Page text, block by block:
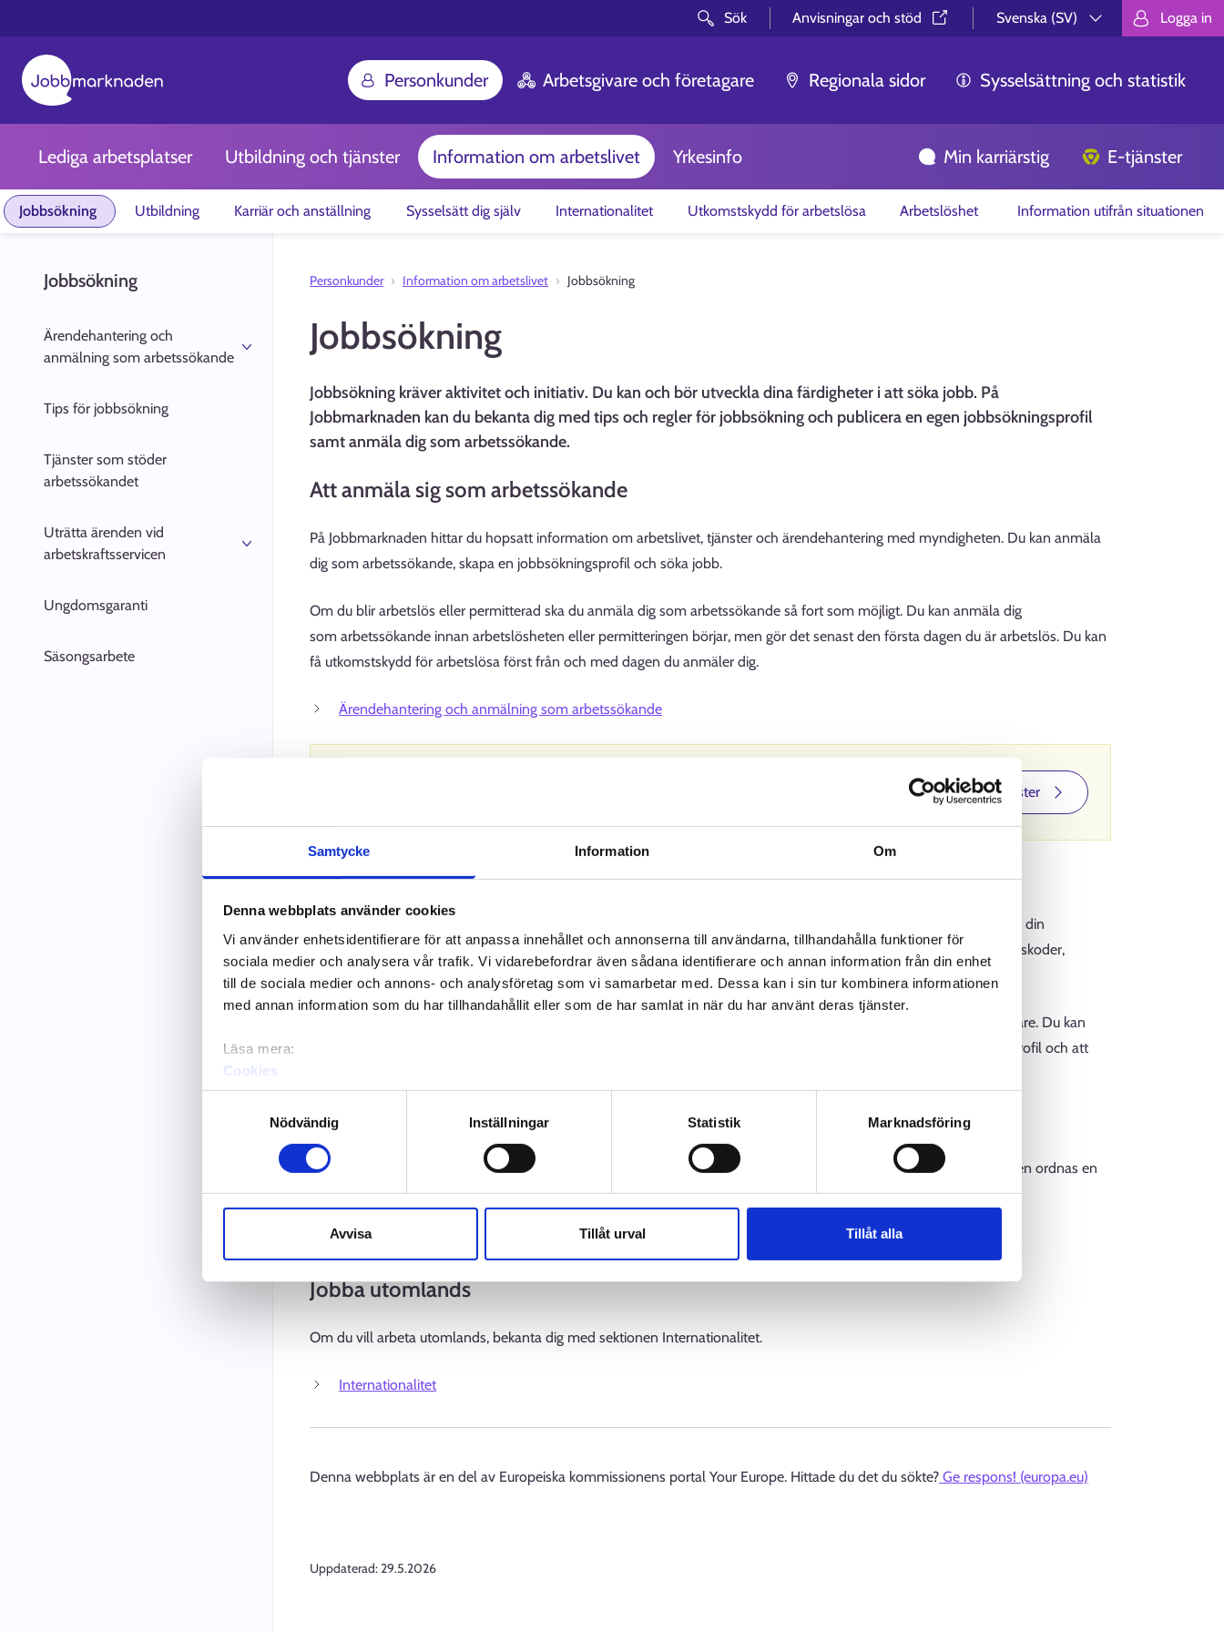
Samtycke Information Om
Denna webbplats använder cookies
Vi använder enhetsidentifierare för att anpassa innehållet och annonserna till användarna, tillhandahålla funktioner för
sociala medier och analysera vår trafik. Vi vidarebefordrar även sådana identifierare och annan information från din enhet
till de sociala medier och annons- och analysföretag som vi samarbetar med. Dessa kan i sin tur kombinera informationen
med annan information som du har tillhandahållit eller som de har samlat in när du har använt deras tjänster.
Läsa mera:
Cookies
Dataskydd och behandling av personuppgifter
Nödvändig
Inställningar Statistik Marknadsföring
Avvisa Tillåt urval Tillåt alla
Sök Anvisningar och stöd⁠
Svenska (SV)
Välj språk.
Logga in
Personkunder Arbetsgivare och företagare Regionala sidor Sysselsättning och statistik
Lediga arbetsplatser Utbildning och tjänster Information om arbetslivet Yrkesinfo Min karriärstig E-tjänster
Jobbsökning Utbildning Karriär och anställning Sysselsätt dig själv Internationalitet Utkomstskydd för arbetslösa Arbetslöshet Information utifrån situationen
Jobbsökning
Ärendehantering och
anmälning som arbetssökande
Anmälningsanvisningar för
Anmälningsanvisningar för
medborgare i EU- och EES-
Реєстрація шукача роботи
Фінляндії - Information för
och söka jobb
Tips för jobbsökning
Tjänster som stöder
arbetssökandet
Uträtta ärenden vid
arbetskraftsservicen
Inledande intervju och
Bedömning av servicebehovet
Ungdomsgaranti
Säsongsarbete
Personkunder Information om arbetslivet Jobbsökning
Jobbsökning
Jobbsökning kräver aktivitet och initiativ. Du kan och bör utveckla dina färdigheter i att söka jobb. På
Jobbmarknaden kan du bekanta dig med tips och regler för jobbsökning och publicera en egen jobbsökningsprofil
samt anmäla dig som arbetssökande.
Att anmäla sig som arbetssökande
På Jobbmarknaden hittar du hopsatt information om arbetslivet, tjänster och ärendehantering med myndigheten. Du kan anmäla
dig som arbetssökande, skapa en jobbsökningsprofil och söka jobb.
Om du blir arbetslös eller permitterad ska du anmäla dig som arbetssökande så fort som möjligt. Du kan anmäla dig
som arbetssökande innan arbetslösheten eller permitteringen börjar, men gör det senast den första dagen du är arbetslös. Du kan
få utkomstskydd för arbetslösa först från och med dagen du anmäler dig.
Ärendehantering och anmälning som arbetssökande
Gå till E-tjänster
En jobbsökningsprofil hjälper dig med jobbsökningen
När du skapar en jobbsökningsprofil får du rekommendationer om lämpliga lediga arbetsplatser som föreslås utifrån din
erfarenhet och din kompetens. Du kan skapa en profil när du loggar in på Jobbmarknaden till exempel med nätbankskoder,
mobilcertifikat eller e-postinloggning. Det är avgiftsfritt att använda Jobbmarknaden.
Arbetsgivare kan bläddra bland jobbsökningsprofilerna som användarna har publicerat och hitta lämpliga arbetstagare. Du kan
själv bestämma vilka uppgifter som publiceras så att arbetsgivare kan se dem. Kom också ihåg att upprätthålla din profil och att
Så här fyller och publicerar du i jobbsökningsprofilen
Arbetskraftsservicens mål är att arbetssökande ska sysselsättas så snabbt som möjligt. För att främja sysselsättningen ordnas en
inledande intervju och jobbsökarsamtal för den arbetssökande.
Uträtta ärenden vid arbetskraftsservicen
Jobba utomlands
Om du vill arbeta utomlands, bekanta dig med sektionen Internationalitet.
Internationalitet
Denna webbplats är en del av Europeiska kommissionens portal Your Europe. Hittade du det du sökte? Ge respons! (europa.eu)
Uppdaterad:29.5.2026